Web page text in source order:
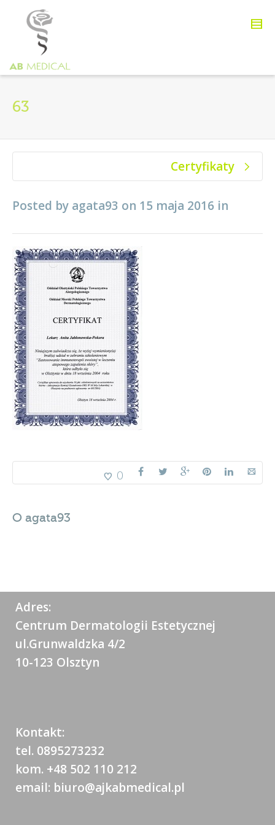
63
Certyfikaty
Posted by agata93 on 15 maja 2016 in
0
O agata93
Adres:
Centrum Dermatologii Estetycznej
ul.Grunwaldzka 4/2
10-123 Olsztyn
Kontakt:
tel. 0895273232
kom. +48 502 110 212
email: biuro@ajkabmedical.pl